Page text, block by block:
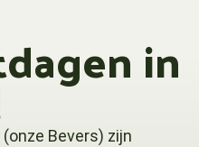
in
Bevers) zijn